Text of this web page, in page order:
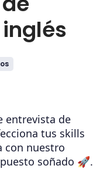
entrevista de
tus skills
con nuestro
soñado 🚀.